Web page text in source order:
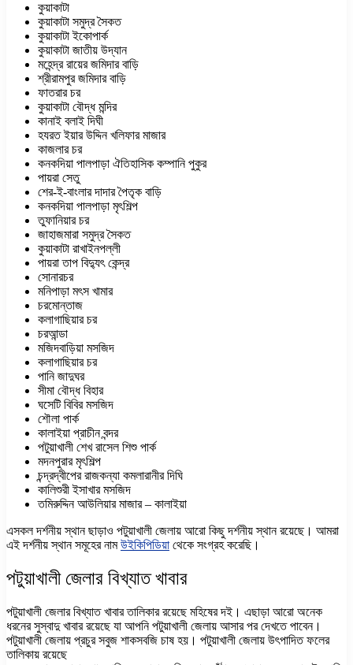
কুয়াকাটা
কুয়াকাটা সমুদ্র সৈকত
কুয়াকাটা ইকোপার্ক
কুয়াকাটা জাতীয় উদ্যান
মহেন্দ্র রায়ের জমিদার বাড়ি
শ্রীরামপুর জমিদার বাড়ি
ফাতরার চর
কুয়াকাটা বৌদ্ধ মন্দির
কানাই বলাই দিঘী
হযরত ইয়ার উদ্দিন খলিফার মাজার
কাজলার চর
কনকদিয়া পালপাড়া ঐতিহাসিক কম্পানি পুকুর
পায়রা সেতু
শের-ই-বাংলার দাদার পৈতৃক বাড়ি
কনকদিয়া পালপাড়া মৃৎশিল্প
তুফানিয়ার চর
জাহাজমারা সমুদ্র সৈকত
কুয়াকাটা রাখাইনপল্লী
পায়রা তাপ বিদ্যুৎ কেন্দ্র
সোনারচর
মনিপাড়া মৎস খামার
চরমোন্তাজ
কলাগাছিয়ার চর
চরআন্ডা
মজিদবাড়িয়া মসজিদ
কলাগাছিয়ার চর
পানি জাদুঘর
সীমা বৌদ্ধ বিহার
ঘসেটি বিবির মসজিদ
শৌলা পার্ক
কালাইয়া প্রাচীন বন্দর
পটুয়াখালী শেখ রাসেল শিশু পার্ক
মদনপুরার মৃৎশিল্প
চন্দ্রদ্বীপের রাজকন্যা কমলারানীর দিঘি
কালিশুরী ইসাখার মসজিদ
তমিরুদ্দিন আউলিয়ার মাজার – কালাইয়া
এসকল দর্শনীয় স্থান ছাড়াও পটুয়াখালী জেলায় আরো কিছু দর্শনীয় স্থান রয়েছে। আমরা
এই দর্শনীয় স্থান সমূহের নামউইকিপিডিয়া থেকে সংগ্রহ করেছি।
পটুয়াখালী জেলার বিখ্যাত খাবার
পটুয়াখালী জেলার বিখ্যাত খাবার তালিকার রয়েছে মহিষের দই। এছাড়া আরো অনেক
ধরনের সুস্বাদু খাবার রয়েছে যা আপনি পটুয়াখালী জেলায় আসার পর দেখতে পাবেন।
পটুয়াখালী জেলায় প্রচুর সবুজ শাকসবজি চাষ হয়। পটুয়াখালী জেলায় উৎপাদিত ফলের
তালিকায় রয়েছে